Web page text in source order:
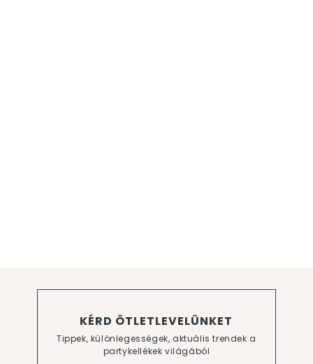
KÉRD ÖTLETLEVELÜNKET
Tippek, különlegességek, aktuális trendek a
partykellékek világából